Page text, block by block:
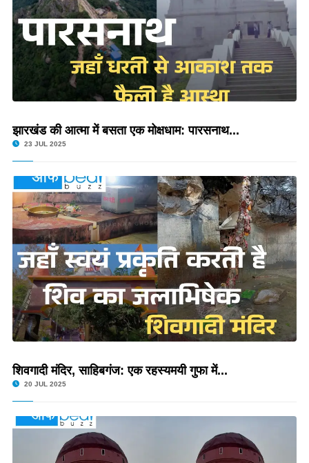
झारखंड की आत्मा में बसता एक मोक्षधाम: पारसनाथ...
23 JUL 2025
शिवगादी मंदिर, साहिबगंज: एक रहस्यमयी गुफा में...
20 JUL 2025